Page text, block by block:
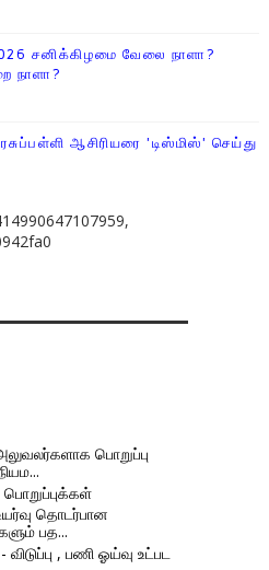
சனிக்கிழமை வேலை நாளா?
நாளா?
ஆசிரியரை 'டிஸ்மிஸ்' செய்து
பொறுப்பு
பொறுப்புக்கள்
தொடர்பான
பத...
விடுப்பு , பணி ஓய்வு உட்பட